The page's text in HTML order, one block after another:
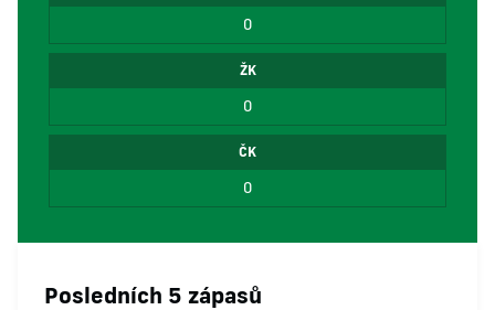
0
ŽK
0
ČK
0
Posledních 5 zápasů